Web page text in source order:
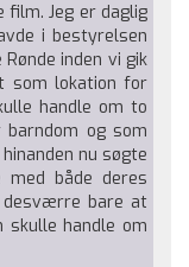
film. Jeg er daglig
i bestyrelsen
inden vi gik
som lokation for
handle om to
og som
nu søgte
med både deres
desværre bare at
handle om